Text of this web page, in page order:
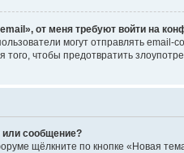
от меня требуют войти на
могут отправлять
того, чтобы предотвратить
или сообщение?
щёлкните по кнопке «Новая